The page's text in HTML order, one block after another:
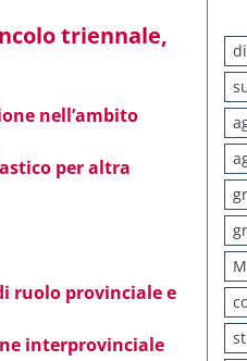
triennale,
nell’ambito
per altra
ruolo provinciale e
interprovinciale